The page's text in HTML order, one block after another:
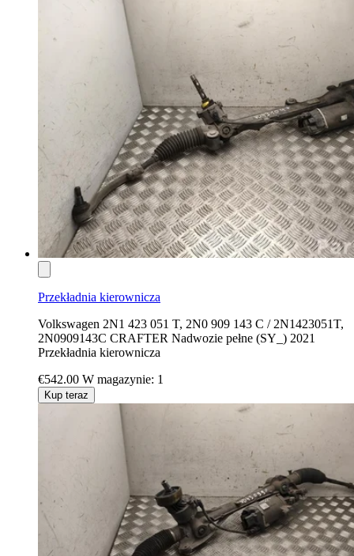
Przekładnia kierownicza
Volkswagen 2N1 423 051 T, 2N0 909 143 C / 2N1423051T,
2N0909143C CRAFTER Nadwozie pełne (SY_) 2021
Przekładnia kierownicza
€542.00 W magazynie: 1
Kup teraz